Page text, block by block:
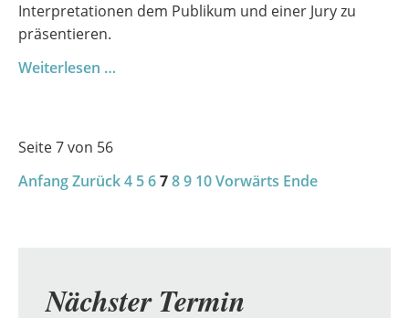
Interpretationen dem Publikum und einer Jury zu
präsentieren.
Weiterlesen …
2025
Seite 7 von 56
AnfangZurück4 56789 10Vorwärts Ende
Nächster Termin